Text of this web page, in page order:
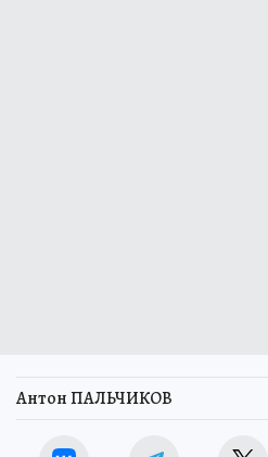
Антон ПАЛЬЧИКОВ